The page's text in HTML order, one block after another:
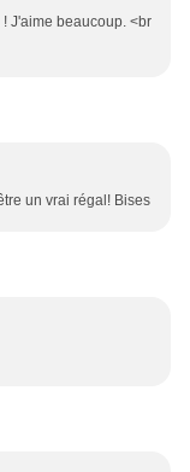
J'aime beaucoup. <br
un vrai régal! Bises